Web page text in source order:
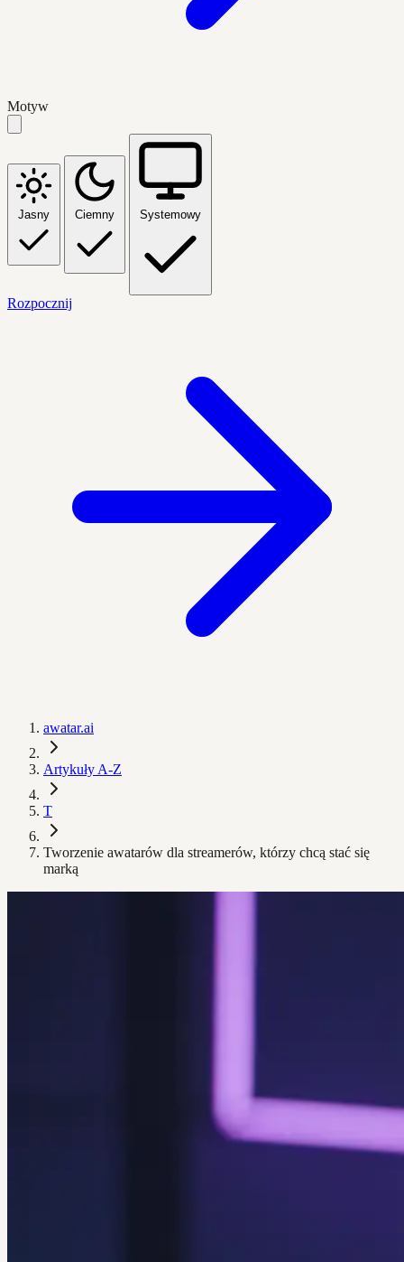
Motyw
Jasny Ciemny Systemowy
Rozpocznij
awatar.ai
Artykuły A-Z
T
Tworzenie awatarów dla streamerów, którzy chcą stać się
marką